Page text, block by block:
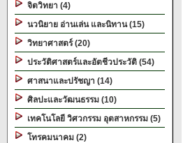
จิตวิทยา (4)
นวนิยาย อ่านเล่น และนิทาน (15)
วิทยาศาสตร์ (20)
ประวัติศาสตร์และอัตชีวประวัติ (54)
ศาสนาและปรัชญา (14)
ศิลปะและวัฒนธรรม (10)
เทคโนโลยี วิศวกรรม อุตสาหกรรม (5)
โทรคมนาคม (2)